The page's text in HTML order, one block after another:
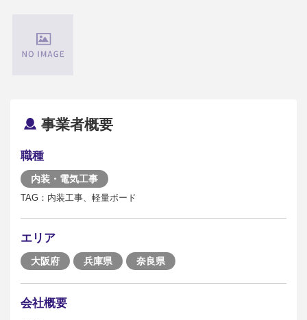
事業者概要
職種
内装・電気工事
TAG：内装工事、軽量ボード
エリア
大阪府 兵庫県 奈良県
会社概要